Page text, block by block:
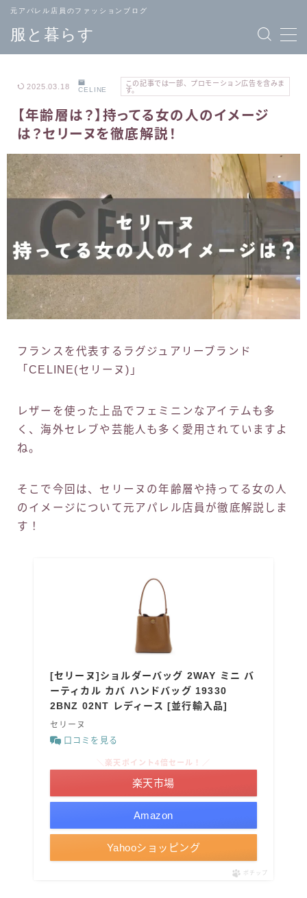
服と暮らす
元アパレル店員のファッションブログ
TOPページ
へ戻る
ブランド
メンズ
ファッション
レディース
バッグ ジュエリー
2025.03.18 CELINE
この記事では一部、プロモーション広告を含みま
す。
【年齢層は？】持ってる女の人のイメージ
は？セリーヌを徹底解説！
フランスを代表するラグジュアリーブランド
「CELINE(セリーヌ)」
レザーを使った上品でフェミニンなアイテムも多
く、海外セレブや芸能人も多く愛用されていますよ
ね。
そこで今回は、セリーヌの年齢層や持ってる女の人
のイメージについて元アパレル店員が徹底解説しま
す！
[セリーヌ]ショルダーバッグ 2WAY ミニ バ
ーティカル カバ ハンドバッグ 19330
2BNZ 02NT レディース [並行輸入品]
セリーヌ
口コミを見る
Amazon
＼楽天ポイント4倍セール！／
楽天市場
Yahooショッピング
ポチップ